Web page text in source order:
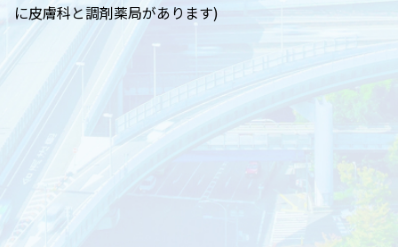
に皮膚科と調剤薬局があります)